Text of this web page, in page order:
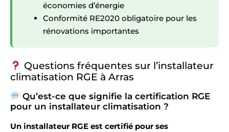
économies d’énergie
Conformité RE2020 obligatoire pour les
rénovations importantes
Questions fréquentes sur l’installateur
climatisation RGE à Arras
Qu’est-ce que signifie la certification RGE
pour un installateur climatisation ?
Un installateur RGE est certifié pour ses